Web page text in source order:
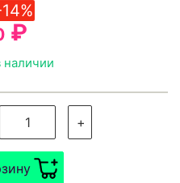
₽
наличии
+